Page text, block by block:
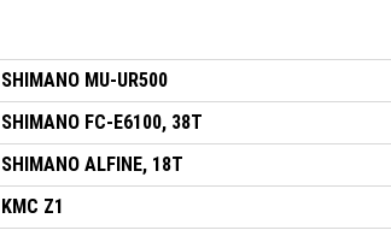
SHIMANO MU-UR500
SHIMANO FC-E6100, 38T
SHIMANO ALFINE, 18T
KMC Z1